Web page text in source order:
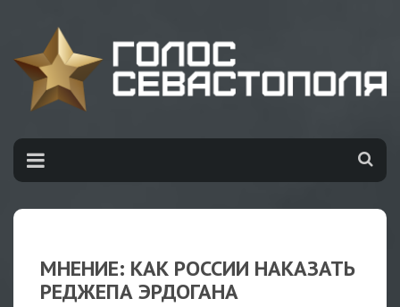
МНЕНИЕ: КАК РОССИИ НАКАЗАТЬ
РЕДЖЕПА ЭРДОГАНА